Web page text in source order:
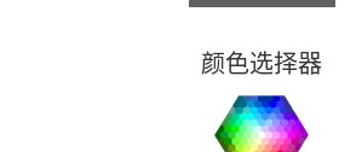
颜色选择器